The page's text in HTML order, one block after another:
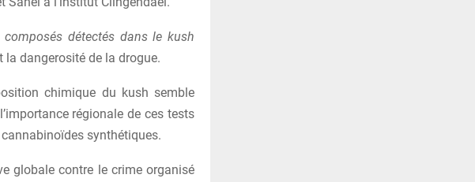
composés détectés dans le kush
la dangerosité de la drogue.
chimique du kush semble
régionale de ces tests
synthétiques.
globale contre le crime organisé